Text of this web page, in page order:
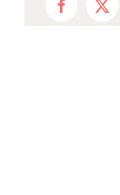
Facebook
X